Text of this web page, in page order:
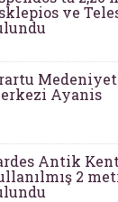
ve
Ayanis
Antik
2